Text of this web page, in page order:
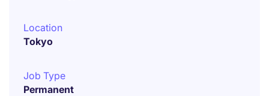
Location
Tokyo
Job Type
Permanent